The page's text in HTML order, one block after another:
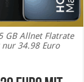
GB Allnet Flatrate
nur 34.98 Euro